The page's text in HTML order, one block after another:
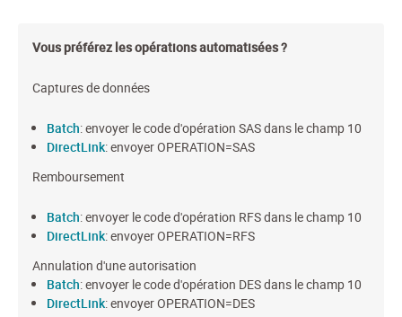
Vous préférez les opérations automatisées ?
Captures de données
Batch: envoyer le code d'opération SAS dans le champ 10
DirectLink: envoyer OPERATION=SAS
Remboursement
Batch: envoyer le code d'opération RFS dans le champ 10
DirectLink: envoyer OPERATION=RFS
Annulation d'une autorisation
Batch: envoyer le code d'opération DES dans le champ 10
DirectLink: envoyer OPERATION=DES